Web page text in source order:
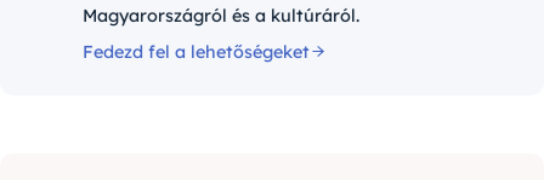
Magyarországról és a kultúráról.
Fedezd fel a lehetőségeket